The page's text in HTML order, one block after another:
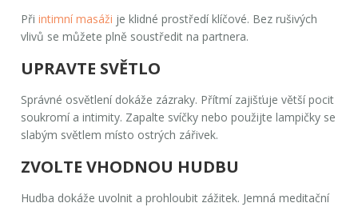
Přiintimní masáži je klidné prostředí klíčové. Bez rušivých
vlivů se můžete plně soustředit na partnera.
UPRAVTE SVĚTLO
Správné osvětlení dokáže zázraky. Přítmí zajišťuje větší pocit
soukromí a intimity. Zapalte svíčky nebo použijte lampičky se
slabým světlem místo ostrých zářivek.
ZVOLTE VHODNOU HUDBU
Hudba dokáže uvolnit a prohloubit zážitek. Jemná meditační